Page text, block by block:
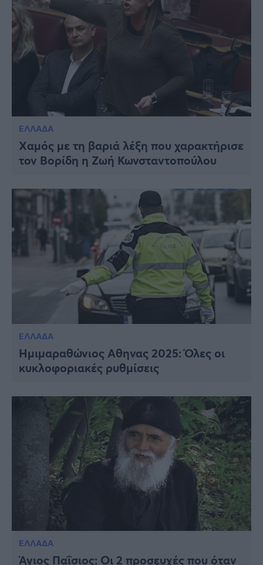
ΕΛΛΑΔΑ
Xαμός με τη βαριά λέξη που χαρακτήρισε
τον Βορίδη η Ζωή Κωνσταντοπούλου
ΕΛΛΑΔΑ
Ημιμαραθώνιος Αθηνας 2025: Όλες οι
κυκλοφοριακές ρυθμίσεις
ΕΛΛΑΔΑ
Άγιος Παΐσιος: Οι 2 προσευχές που όταν